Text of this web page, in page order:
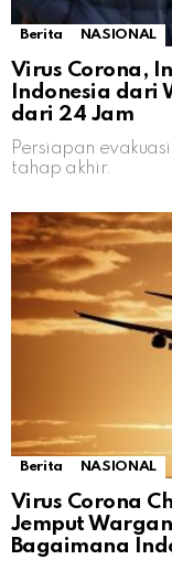
Berita NASIONAL
Virus Corona,
Indonesia dari
dari 24 Jam
Persiapan
tahap akhir.
Berita NASIONAL
Virus Corona
Jemput
Bagaimana